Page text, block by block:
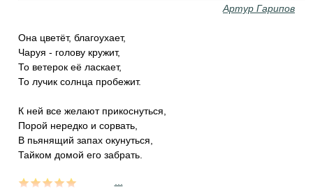
Артур Гарипов
Она цветёт, благоухает,
Чаруя - голову кружит,
То ветерок её ласкает,
То лучик солнца пробежит.
К ней все желают прикоснуться,
Порой нередко и сорвать,
В пьянящий запах окунуться,
Тайком домой его забрать.